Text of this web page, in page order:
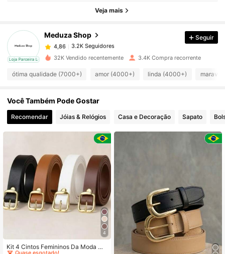
Veja mais
Loja Parceira Local
Meduza Shop
3.2K Seguidores
4,86
3.2K Seguidores
h***y
pago1 dia atrás
4,86 3.2K Seguidores
4,86 3.2K Seguidores
4,86 3.2K Seguidores
4,86 3.2K Seguidores
4,86 3.2K Seguidores
3.2K Seguidores
Seguir
32K Vendido recentemente 3.4K Compra recorrente
ótima qualidade (7000+) amor (4000+) linda (4000+)
Você Também Pode Gostar
Recomendar Jóias & Relógios Casa e Decoração Sapato
4
Kit 4 Cintos Femininos Da Moda Ca
Quase esgotado!